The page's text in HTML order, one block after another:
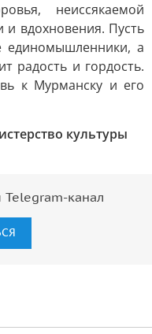
неиссякаемой
и вдохновения. Пусть
единомышленники, а
радость и гордость.
к Мурманску и его
культуры
канал